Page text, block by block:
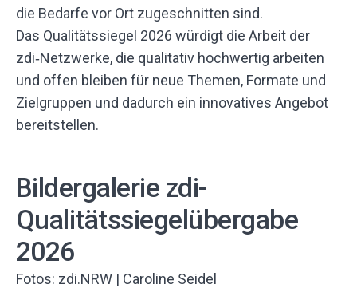
die Bedarfe vor Ort zugeschnitten sind.
Das Qualitätssiegel 2026 würdigt die Arbeit der
zdi‑Netzwerke, die qualitativ hochwertig arbeiten
und offen bleiben für neue Themen, Formate und
Zielgruppen und dadurch ein innovatives Angebot
bereitstellen.
Bildergalerie zdi-
Qualitätssiegelübergabe
2026
Fotos: zdi.NRW | Caroline Seidel